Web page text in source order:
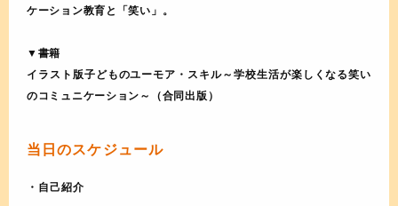
ケーション教育と「笑い」。
▼書籍
イラスト版子どものユーモア・スキル～学校生活が楽しくなる笑い
のコミュニケーション～（合同出版）
当日のスケジュール
・自己紹介